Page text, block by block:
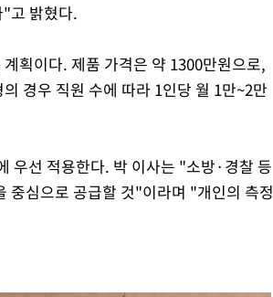
고 밝혔다.
획이다. 제품 가격은 약 1300만원으로,
경우 직원 수에 따라 1인당 월 1만~2만
우선 적용한다. 박 이사는 "소방·경찰 등
중심으로 공급할 것"이라며 "개인의 측정